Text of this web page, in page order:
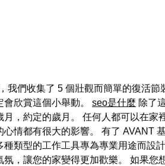
我們收集了 5 個壯觀而簡單的復活
欣賞這個小舉動。 seo是什麼 除了
月，約定的歲月。 任何人都可以在
心情都有很大的影響。 有了 AVANT
種類型的工作工具專為專業用途而設
氛，讓您的家變得更加歡樂。 如果